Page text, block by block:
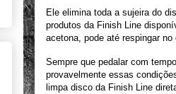
Ele elimina toda a sujeira do
produtos da Finish Line
acetona, pode até respingar
Sempre que pedalar com
provavelmente essas
limpa disco da Finish Line